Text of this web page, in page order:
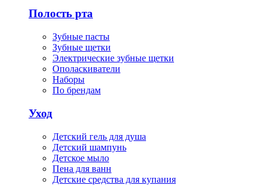
Полость рта
Зубные пасты
Зубные щетки
Электрические зубные щетки
Ополаскиватели
Наборы
По брендам
Уход
Детский гель для душа
Детский шампунь
Детское мыло
Пена для ванн
Детские средства для купания